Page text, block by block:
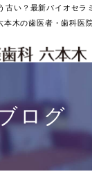
古い？最新バイオセラ
本木の歯医者・歯科医
ログ